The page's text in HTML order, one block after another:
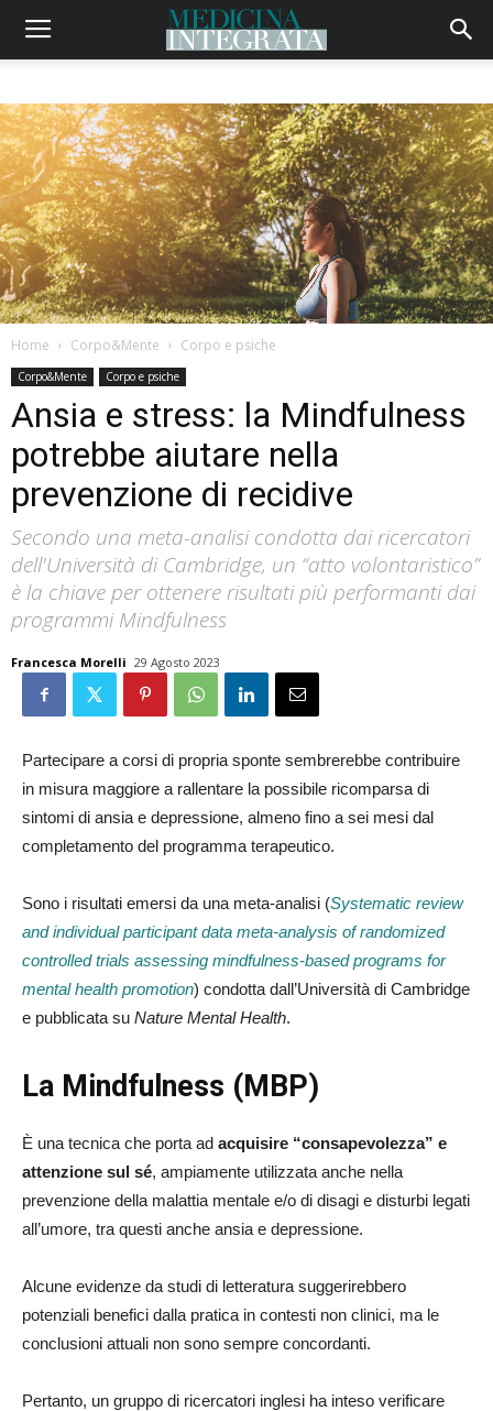
Home Corpo&Mente Corpo e psiche
Corpo&Mente Corpo e psiche
Ansia e stress: la Mindfulness
potrebbe aiutare nella
prevenzione di recidive
Secondo una meta-analisi condotta dai ricercatori
dell'Università di Cambridge, un “atto volontaristico”
è la chiave per ottenere risultati più performanti dai
programmi Mindfulness
Francesca Morelli 29 Agosto 2023
Partecipare a corsi di propria sponte sembrerebbe contribuire
in misura maggiore a rallentare la possibile ricomparsa di
sintomi di ansia e depressione, almeno fino a sei mesi dal
completamento del programma terapeutico.
Sono i risultati emersi da una meta-analisi (Systematic review
and individual participant data meta-analysis of randomized
controlled trials assessing mindfulness-based programs for
mental health promotion) condotta dall’Università di Cambridge
e pubblicata su Nature Mental Health.
La Mindfulness (MBP)
È una tecnica che porta ad acquisire “consapevolezza” e
attenzione sul sé, ampiamente utilizzata anche nella
prevenzione della malattia mentale e/o di disagi e disturbi legati
all’umore, tra questi anche ansia e depressione.
Alcune evidenze da studi di letteratura suggerirebbero
potenziali benefici dalla pratica in contesti non clinici, ma le
conclusioni attuali non sono sempre concordanti.
Pertanto, un gruppo di ricercatori inglesi ha inteso verificare